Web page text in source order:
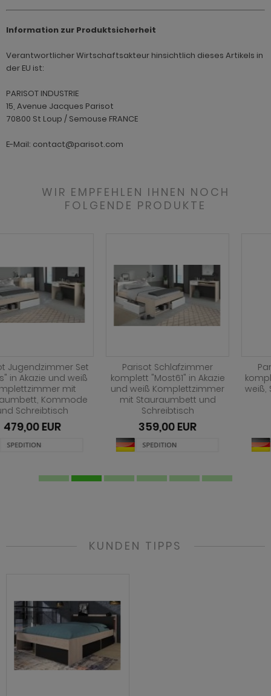
Information zur Produktsicherheit
Verantwortlicher Wirtschaftsakteur hinsichtlich dieses Artikels in
der EU ist:
PARISOT INDUSTRIE
15, Avenue Jacques Parisot
70800 St Loup / Semouse FRANCE
E-Mail: contact@parisot.com
WIR EMPFEHLEN IHNEN NOCH
FOLGENDE PRODUKTE
Parisot Schlafzimmer
komplett "Most61" in Akazie
und weiß Komplettzimmer
mit Stauraumbett und
Schreibtisch
359,00 EUR
Parisot Schlafzimmer
komplett "Most" Akazie und
weiß, Set mit Stauraumbett
(160 x 200) und
Schreibtisch
379,00 EUR
KUNDEN TIPPS
Seyne
Starlet
Stove Old Style hell
Sunroof
Ward
Scandik
Sentra
Seyne
Stove Old Style hell
Stream
Sumatra
Timber
Tomaso
Ward